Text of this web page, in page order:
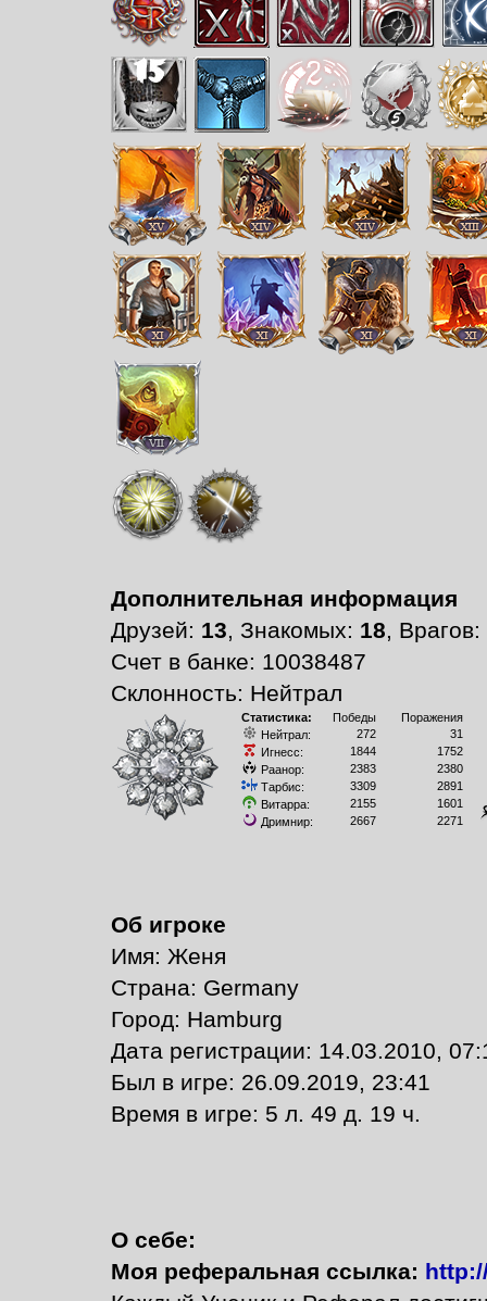
Дополнительная информация
Друзей: 13, Знакомых: 18, Врагов:
Счет в банке: 10038487
Склонность: Нейтрал
Статистика: Победы
Поражения
Нейтрал:
272
31
Игнесс:
1844
1752
Раанор:
2383
2380
Тарбис:
3309
2891
Витарра:
2155
1601
Дримнир:
2667 2271
Об игроке
Имя: Женя
Страна: Germany
Город: Hamburg
Дата регистрации: 14.03.2010,
Был в игре: 26.09.2019, 23:41
Время в игре: 5 л. 49 д. 19 ч.
О себе:
Моя реферальная ссылка: